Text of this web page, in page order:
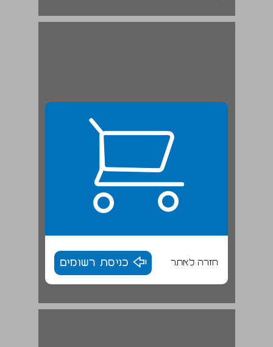
חזרה לאתר כניסת רשומים